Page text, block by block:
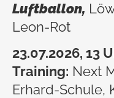
Luftballon,
Leon-Rot
23.07.2026, 13
Training: Next
Erhard-Schule,